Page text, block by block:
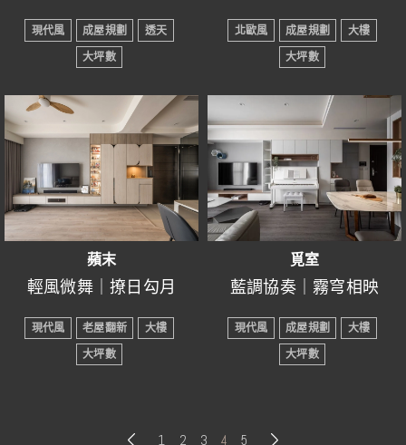
擔，將雜物整齊地掛在板
一腳踏進客廳廚房交界
處，暖暖的木質鋪陳倍感
舒適，輕柔色調帶來明
亮、通透的體驗，不時向
人們傳遞著溫潤感，伴隨
光線點綴與一家大小歡笑
聲此起彼落，客廳便是幸
福的起點。
嚴選系統櫃體打造無壓式
收納牆，空間格局更佳一
圍感，方正、通透的天花
蔓延。
玄關的落塵區，選擇可愛
的六角花磚，帶來活潑調
性，可移動式收納矮櫃，
不浪費每一吋空間。
進入客廳，空氣中瀰漫著
柔和感，電視牆使用清水
模漆，帶來低調而溫馨的
氛圍。坪數有限的空間，
運用大量留白的概念，以
白色壁面作為底色，創造
出更加開闊的感覺。而客
行的灰色為主調，展現大
膽時尚卻不失質感的風
一入門，陽光灑落在客
廳，玄關地板的六角磚設
計巧妙地劃分出室內空
間，公共區域格局較長，
以開放式設計提升視覺效
另外餐廳的設計充滿巧
思，將餐桌嵌入島吧，成
為多功能使用的區域，同
● 設計風格：現代風
● 所在區域：新竹縣竹北
● 室內坪數：50坪
● 房屋格局：4房2廳4衛
● 裝潢屋況：成屋規劃
● 主要建材：鋁框門、木
地板、系統櫃、軌道燈、
六角磚、清水模漆…
-----------------------------------
繁茂的色彩與木質元素相
互依存，構成了一幅令人
陶醉的畫面，使空間更加
生機蓬勃。
春天帶著暖意的微風，在
春風輕拂，黑色鋁框門成
外。木地板如沃土般展
開，溫潤而靜謐，步履輕
點，彷彿與自然訥訥私
語。
呢喃，靜默而沉穩地支撐
著每一隅。軌道燈的光束
如晨曦透過枝椏，輕柔地
灑在每一寸空間，為六角
磚鋪成的地面投下斑駁光
影，與春夏的色彩交相輝
映。如同自然界的祕密符
碼，組成了一幅幅流動的
畫卷。
清水模漆牆面，若霧靄中
的蒼色，隱約地環繞著整
個空間。木質元素如春夏
繁茂的詩行，色彩如自然
的絢爛筆觸，兩者在空間
中互相輝映，創造出和諧
而豐富的視覺效果。
現代風 成屋規劃
透天
大坪數
● 設計風格：北歐風
● 所在區域：新竹縣竹北
● 室內坪數：23坪
● 房屋格局：3房2廳2衛
● 裝潢屋況：成屋規劃
● 主要建材：六角磚、鋁
框門、鐵件、系統櫃、木
地板…
-------------------
全屋以暖白作為主基調，
營造明亮與通透，寧靜藍
色的軟裝錯落其中，跳脫
出別緻的靜謐，連帶藕粉
色的電視背牆也更加溫馨
北歐風 成屋規劃
大樓
大坪數
蘋末
輕風微舞｜撩日勾月
● 所在區域：新竹縣竹北
● 裝潢屋況：老屋翻新
風的細語與圓弧的流淌相
皆是與風共舞；每一瞥，
的蜿蜒小徑，平衡視覺的
現代風 老屋翻新
大樓
大坪數
覓室
藍調協奏｜霧穹相映
● 所在區域：新竹
● 室內坪數：20坪
● 主要建材：黑板漆、SPC
現代風 成屋規劃
大樓
大坪數
1 2 3 4 5